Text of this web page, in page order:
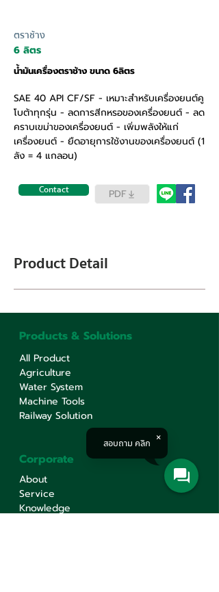
ตราช้าง
6 ลิตร
น้ำมันเครื่องตราช้าง ขนาด 6ลิตร
SAE 40 API CF/SF - เหมาะสำหรับเครื่องยนต์คู
โบต้าทุกรุ่น - ลดการสีกหรอของเครื่องยนต์ - ลด
คราบเขม่าของเครื่องยนต์ - เพิ่มพลังให้แก่
เครื่องยนต์ - ยืดอายุการใช้งานของเครื่องยนต์ (1
ลัง = 4 แกลอน)
Contact PDF
Product Detail
Products & Solutions
All Product
Agriculture
Water System
Machine Tools
Railway Solution
Corporate
About
Service
Knowledge
สอบถาม คลิก